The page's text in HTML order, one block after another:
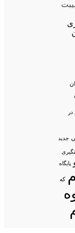
در
جدید
پایگاه
که